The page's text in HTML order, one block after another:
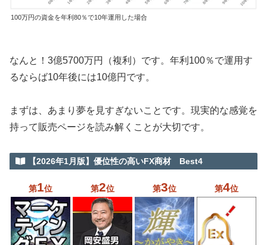
100万円の資金を年利80％で10年運用した場合
なんと！3億5700万円（複利）です。年利100％で運用す
るならば10年後には10億円です。
まずは、あまり夢を見すぎないことです。現実的な感覚を
持って販売ページを読み解くことが大切です。
【2026年1月版】優位性の高いFX商材 Best4
第1位 第2位 第3位 第4位